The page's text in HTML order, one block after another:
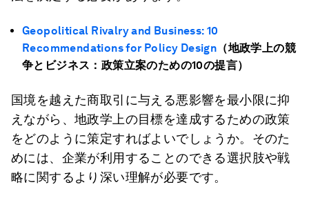
Geopolitical Rivalry and Business: 10
Recommendations for Policy Design （地政学上の競
争とビジネス：政策立案のための10の提言）
国境を越えた商取引に与える悪影響を最小限に抑
えながら、地政学上の目標を達成するための政策
をどのように策定すればよいでしょうか。そのた
めには、企業が利用することのできる選択肢や戦
略に関するより深い理解が必要です。